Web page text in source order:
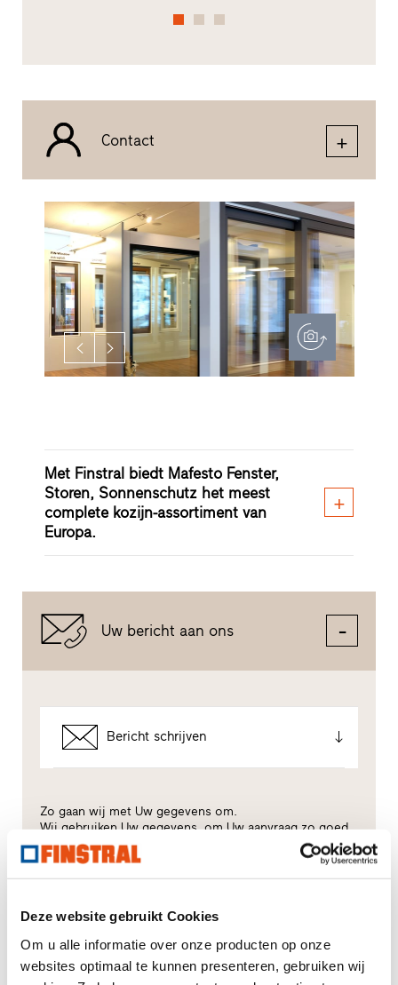
Deze website gebruikt Cookies
Om u alle informatie over onze producten op onze
websites optimaal te kunnen presenteren, gebruiken wij
Contact
Met Finstral biedt Mafesto Fenster,
Storen, Sonnenschutz het meest
complete kozijn-assortiment van
Europa.
Uw bericht aan ons
Bericht schrijven
Zo gaan wij met Uw gegevens om.
Wij gebruiken Uw gegevens, om Uw aanvraag zo goed
mogelijk te verwerken - maar niet voor ongewenste
reclame. Hiervoor geven wij U rechtstreeks door aan
de desbetreffende dealer - ook alleen voor dit doel. Alle
Voor welk thema heeft u vooral interesse?